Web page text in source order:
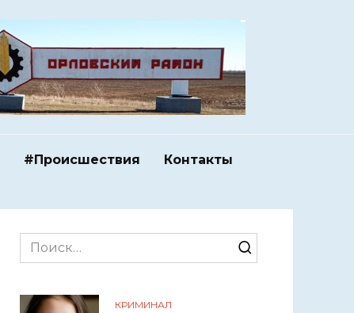
#Происшествия Контакты
Search
for:
КРИМИНАЛ